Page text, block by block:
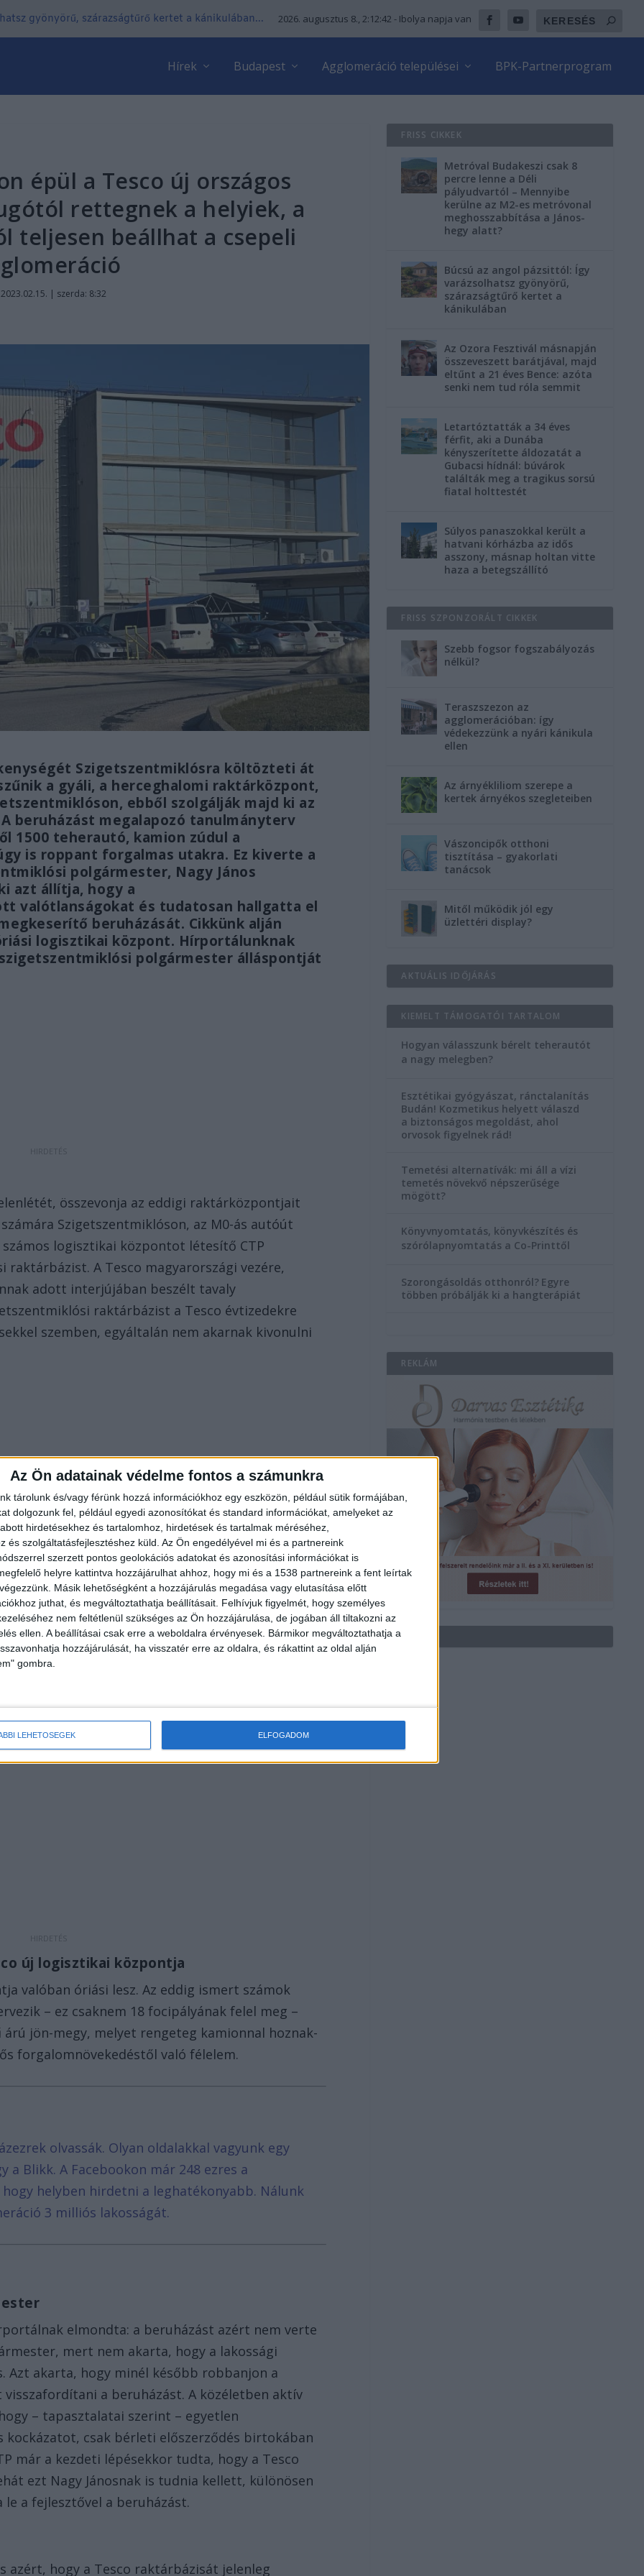
Az Ön adatainak védelme fontos a számunkra
tárolunk és/vagy férünk hozzá információkhoz egy eszközön, például sütik formájában,
dolgozunk fel, például egyedi azonosítókat és standard információkat, amelyeket az
hirdetésekhez és tartalomhoz, hirdetések és tartalmak méréséhez,
és szolgáltatásfejlesztéshez küld. Az Ön engedélyével mi és a partnereink
szerzett pontos geolokációs adatokat és azonosítási információkat is
helyre kattintva hozzájárulhat ahhoz, hogy mi és a 1538 partnereink a fent leírtak
Másik lehetőségként a hozzájárulás megadása vagy elutasítása előtt
juthat, és megváltoztathatja beállításait. Felhívjuk figyelmét, hogy személyes
nem feltétlenül szükséges az Ön hozzájárulása, de jogában áll tiltakozni az
ellen. A beállításai csak erre a weboldalra érvényesek. Bármikor megváltoztathatja a
hozzájárulását, ha visszatér erre az oldalra, és rákattint az oldal alján
gombra.
LEHETŐSÉGEK ELFOGADOM
gyönyörű, szárazságtűrő kertet a kánikulában... 2026. augusztus 8., 2:12:44 - Ibolya napja van
Hírek Budapest Agglomeráció települései BPK-Partnerprogram
épül a Tesco új országos
rettegnek a helyiek, a
teljesen beállhat a csepeli
2023.02.15. | szerda: 8:32
Szigetszentmiklósra költözteti át
a gyáli, a herceghalomi raktárközpont,
ebből szolgálják majd ki az
beruházást megalapozó tanulmányterv
1500 teherautó, kamion zúdul a
is roppant forgalmas utakra. Ez kiverte a
polgármester, Nagy János
azt állítja, hogy a
valótlanságokat és tudatosan hallgatta el
beruházását. Cikkünk alján
logisztikai központ. Hírportálunknak
polgármester álláspontját
összevonja az eddigi raktárközpontjait
Szigetszentmiklóson, az M0-ás autóút
logisztikai központot létesítő CTP
raktárbázist. A Tesco magyarországi vezére,
adott interjújában beszélt tavaly
raktárbázist a Tesco évtizedekre
szemben, egyáltalán nem akarnak kivonulni
a Demokratikus Koalíció budapesti területi
szerepet a településen, a
a polgármester, Nagy János
pedig naponta több ezer jármű,
fog megjelenni a már most is zsúfolt
új logisztikai központja
valóban óriási lesz. Az eddig ismert számok
– ez csaknem 18 focipályának felel meg –
jön-megy, melyet rengeteg kamionnal hoznak-
forgalomnövekedéstől való félelem.
olvassák. Olyan oldalakkal vagyunk egy
a Blikk. A Facebookon már 248 ezres a
helyben hirdetni a leghatékonyabb. Nálunk
3 milliós lakosságát.
elmondta: a beruházást azért nem verte
mert nem akarta, hogy a lakossági
Azt akarta, hogy minél később robbanjon a
a beruházást. A közéletben aktív
– tapasztalatai szerint – egyetlen
csak bérleti előszerződés birtokában
már a kezdeti lépésekkor tudta, hogy a Tesco
ezt Nagy Jánosnak is tudnia kellett, különösen
a fejlesztővel a beruházást.
azért, hogy a Tesco raktárbázisát jelenleg
FRISS CIKKEK
Metróval Budakeszi csak 8
percre lenne a Déli
pályudvartól – Mennyibe
kerülne az M2-es metróvonal
meghosszabbítása a János-
hegy alatt?
Búcsú az angol pázsittól: Így
varázsolhatsz gyönyörű,
szárazságtűrő kertet a
kánikulában
Az Ozora Fesztivál másnapján
összeveszett barátjával, majd
eltűnt a 21 éves Bence: azóta
senki nem tud róla semmit
Letartóztatták a 34 éves
férfit, aki a Dunába
kényszerítette áldozatát a
Gubacsi hídnál: búvárok
találták meg a tragikus sorsú
fiatal holttestét
Súlyos panaszokkal került a
hatvani kórházba az idős
asszony, másnap holtan vitte
haza a betegszállító
FRISS SZPONZORÁLT CIKKEK
Szebb fogsor fogszabályozás
nélkül?
Teraszszezon az
agglomerációban: így
védekezzünk a nyári kánikula
ellen
Az árnyékliliom szerepe a
kertek árnyékos szegleteiben
Vászoncipők otthoni
tisztítása – gyakorlati
tanácsok
Mitől működik jól egy
üzlettéri display?
AKTUÁLIS IDŐJÁRÁS
KIEMELT TÁMOGATÓI TARTALOM
Hogyan válasszunk bérelt teherautót
a nagy melegben?
Esztétikai gyógyászat, ránctalanítás
Budán! Kozmetikus helyett válaszd
a biztonságos megoldást, ahol
orvosok figyelnek rád!
Temetési alternatívák: mi áll a vízi
temetés növekvő népszerűsége
mögött?
Könyvnyomtatás, könyvkészítés és
szórólapnyomtatás a Co-Printtől
Szorongásoldás otthonról? Egyre
többen próbálják ki a hangterápiát
REKLÁM